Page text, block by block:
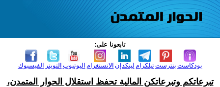
تابعونا على:
الفيسبوك التويتر اليوتيوب الانستغرام لينكدإن تيلكرامبنترست بودكاست
تبرعاتكم وتبرعاتكن المالية تحفظ استقلال الحوار المتمدن،